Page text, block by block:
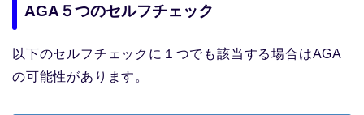
AGA５つのセルフチェック
以下のセルフチェックに１つでも該当する場合はAGA
の可能性があります。